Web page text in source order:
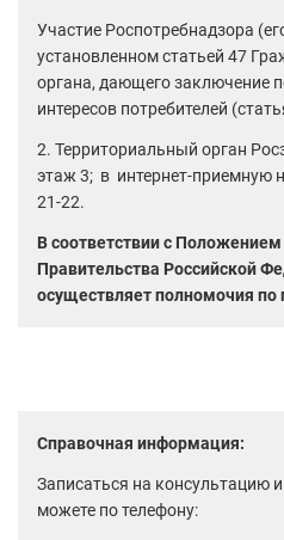
Участие Роспотребнадзора
установленном статьей 47
органа, дающего заключение
интересов потребителей
2. Территориальный орган
этаж 3; в интернет-приемную
21-22.
В соответствии с
Правительства Российской
осуществляет полномочия по
Справочная информация:
Записаться на консультацию
можете по телефону: